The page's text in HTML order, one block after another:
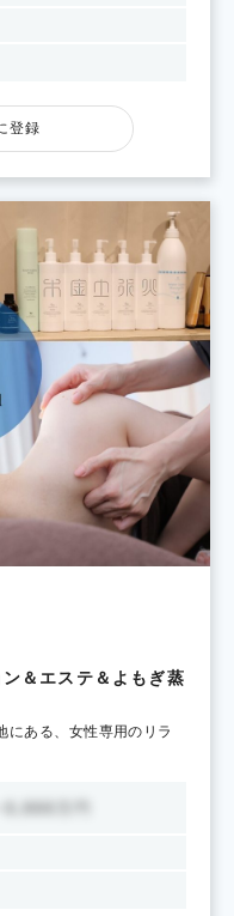
登録
＆エステ＆よもぎ蒸
にある、女性専用のリラ